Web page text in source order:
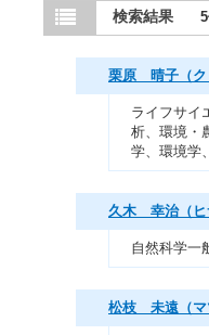
検索結果
栗原 晴子（ク
ライフサイ
析、環境・
学、環境学
久木 幸治（ヒ
自然科学一
松枝 未遠（マ